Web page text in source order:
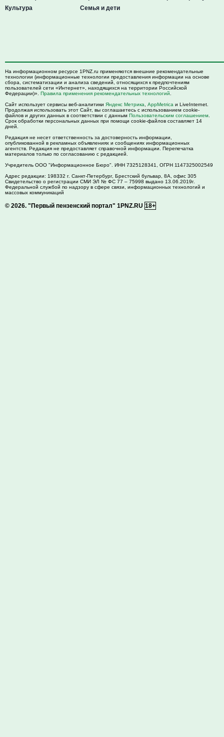
Культура
Семья и дети
На информационном ресурсе 1PNZ.ru применяются внешние рекомендательные
технологии (информационные технологии предоставления информации на основе
сбора, систематизации и анализа сведений, относящихся к предпочтениям
пользователей сети «Интернет», находящихся на территории Российской
Федерации)». Правила применения рекомендательных технологий
Сайт использует сервисы веб-аналитики Яндекс Метрика AppMetrica и LiveInternet.
Продолжая использовать этот Сайт, вы соглашаетесь с использованием cookie-
файлов и других данных в соответствии с данным Пользовательским соглашением
Срок обработки персональных данных при помощи cookie-файлов составляет 14
дней.
Редакция не несет ответственность за достоверность информации,
опубликованной в рекламных объявлениях и сообщениях информационных
агентств. Редакция не предоставляет справочной информации. Перепечатка
материалов только по согласованию с редакцией.
Учредитель ООО "Информационное Бюро". ИНН 7325128341, ОГРН 1147325002549
Адрес редакции: 198332 г. Санкт-Петербург, Брестский бульвар, 8А, офис 305
Свидетельство о регистрации СМИ ЭЛ № ФС 77 – 75998 выдано 13.06.2019г.
Федеральной службой по надзору в сфере связи, информационных технологий и
массовых коммуникаций
© 2026. "Первый пензенский портал" 1PNZ.RU 18+